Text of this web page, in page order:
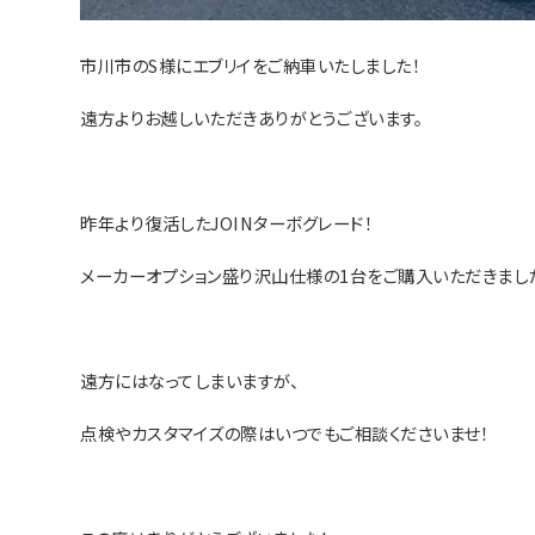
市川市のS様にエブリイをご納車いたしました！
遠方よりお越しいただきありがとうございます。
昨年より復活したJOINターボグレード！
メーカーオプション盛り沢山仕様の1台をご購入いただきまし
遠方にはなってしまいますが、
点検やカスタマイズの際はいつでもご相談くださいませ！